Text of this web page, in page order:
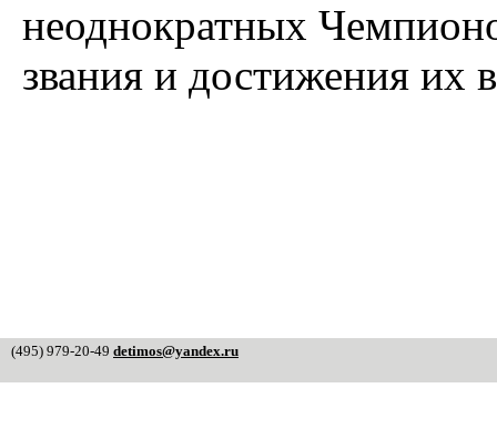
неоднократных
звания и достижения их
(495) 979-20-49 detimos@yandex.ru